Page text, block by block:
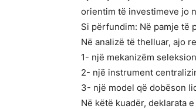
orientim të investimeve jo
Si përfundim: Në pamje të
Në analizë të thelluar, ajo
1- një mekanizëm
2- një instrument
3- një model që dobëson
Në këtë kuadër, deklarata